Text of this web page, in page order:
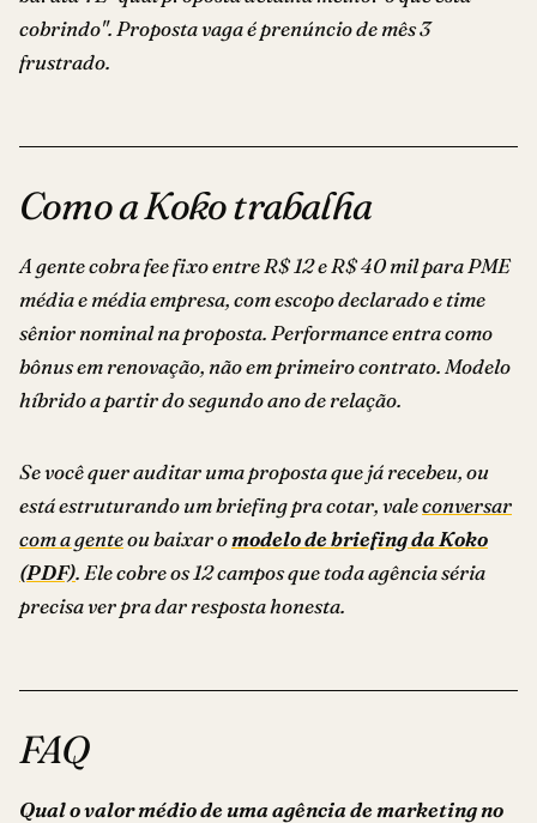
cobrindo". Proposta vaga é prenúncio de mês 3
frustrado.
Como a Koko trabalha
A gente cobra fee fixo entre R$ 12 e R$ 40 mil para PME
média e média empresa, com escopo declarado e time
sênior nominal na proposta. Performance entra como
bônus em renovação, não em primeiro contrato. Modelo
híbrido a partir do segundo ano de relação.
Se você quer auditar uma proposta que já recebeu, ou
está estruturando um briefing pra cotar, valeconversar
com a genteou baixar omodelo de briefing da Koko
(PDF). Ele cobre os 12 campos que toda agência séria
precisa ver pra dar resposta honesta.
FAQ
Qual o valor médio de uma agência de marketing no